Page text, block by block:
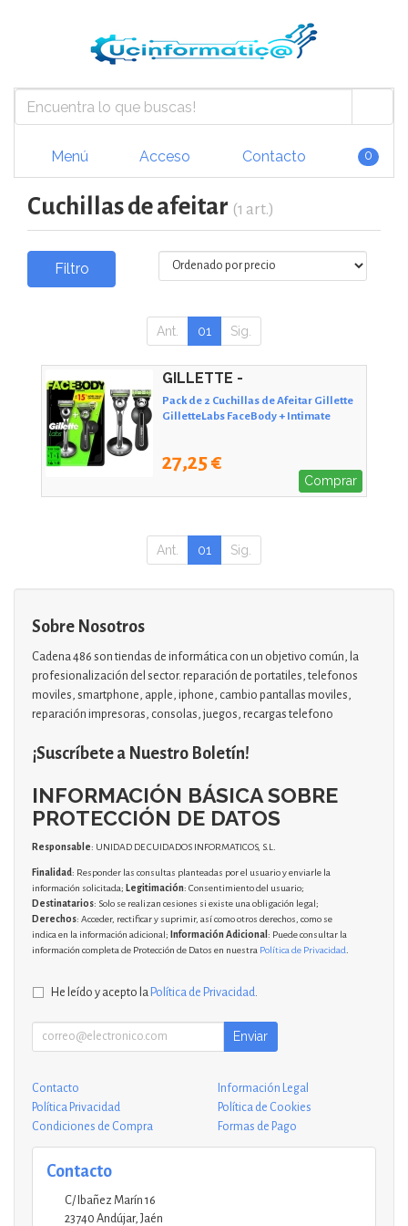
Menú Acceso Contacto 0
Cuchillas de afeitar (1 art.)
Filtro
Ant. 01 Sig.
GILLETTE -
Pack de 2 Cuchillas de Afeitar Gillette
GilletteLabs FaceBody + Intimate
27,25 €
Comprar
Ant. 01 Sig.
Sobre Nosotros
Cadena 486 son tiendas de informática con un objetivo común, la
profesionalización del sector. reparación de portatiles, telefonos
moviles, smartphone, apple, iphone, cambio pantallas moviles,
reparación impresoras, consolas, juegos, recargas telefono
¡Suscríbete a Nuestro Boletín!
INFORMACIÓN BÁSICA SOBRE
PROTECCIÓN DE DATOS
Responsable: UNIDAD DE CUIDADOS INFORMATICOS, S.L.
Finalidad: Responder las consultas planteadas por el usuario y enviarle la
información solicitada; Legitimación: Consentimiento del usuario;
Destinatarios: Solo se realizan cesiones si existe una obligación legal;
Derechos: Acceder, rectificar y suprimir, así como otros derechos, como se
indica en la información adicional; Información Adicional : Puede consultar la
información completa de Protección de Datos en nuestra Política de Privacidad
He leído y acepto la Política de Privacidad
Enviar
Contacto
Información Legal
Política Privacidad
Política de Cookies
Condiciones de Compra
Formas de Pago
Contacto
C/ Ibañez Marín 16
23740 Andújar, Jaén